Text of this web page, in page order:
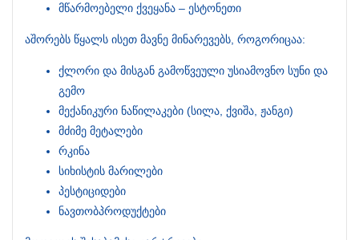
მწარმოებელი ქვეყანა – ესტონეთი
აშორებს წყალს ისეთ მავნე მინარევებს, როგორიცაა:
ქლორი და მისგან გამოწვეული უსიამოვნო სუნი და
გემო
მექანიკური ნაწილაკები (სილა, ქვიშა, ჟანგი)
მძიმე მეტალები
რკინა
სიხისტის მარილები
პესტიციდები
ნავთობპროდუქტები